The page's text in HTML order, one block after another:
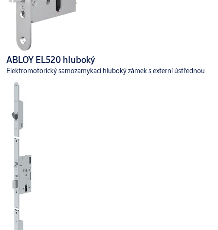
ABLOY EL520 hluboký
Elektromotorický samozamykací hluboký zámek s externí ústřednou